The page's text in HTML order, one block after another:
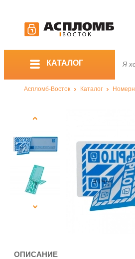
КАТАЛОГ
Аспломб-Восток Каталог
ОПИСАНИЕ